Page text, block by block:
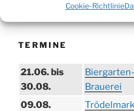
Cookie-Richtlinie
TERMINE
21.06. bis
30.08.
Brauerei
09.08.